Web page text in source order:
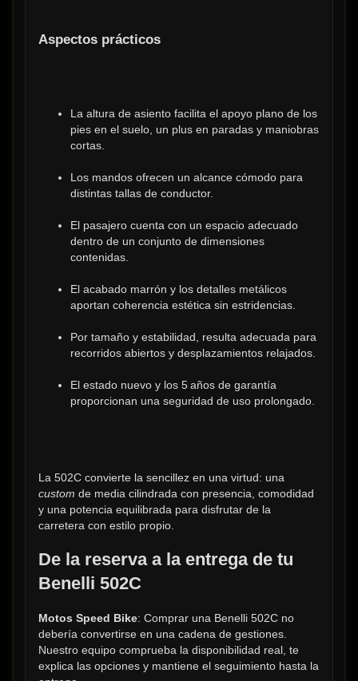
Aspectos prácticos
La altura de asiento facilita el apoyo plano de los
pies en el suelo, un plus en paradas y maniobras
cortas.
Los mandos ofrecen un alcance cómodo para
distintas tallas de conductor.
El pasajero cuenta con un espacio adecuado
dentro de un conjunto de dimensiones
contenidas.
El acabado marrón y los detalles metálicos
aportan coherencia estética sin estridencias.
Por tamaño y estabilidad, resulta adecuada para
recorridos abiertos y desplazamientos relajados.
El estado nuevo y los 5 años de garantía
proporcionan una seguridad de uso prolongado.
custom de media cilindrada con presencia, comodidad
y una potencia equilibrada para disfrutar de la
carretera con estilo propio.
De la reserva a la entrega de tu
Benelli 502C
Motos Speed Bike: Comprar una Benelli 502C no
debería convertirse en una cadena de gestiones.
Nuestro equipo comprueba la disponibilidad real, te
explica las opciones y mantiene el seguimiento hasta la